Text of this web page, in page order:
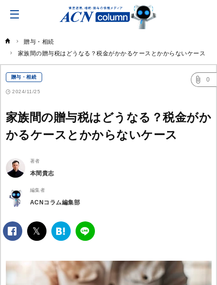
贈与・相続
家族間の贈与税はどうなる？税金がかかるケースとかからないケース
贈与・相続 0
2024/11/25
家族間の贈与税はどうなる？税金がか
かるケースとかからないケース
著者
本間貴志
編集者
ACNコラム編集部
facebook
twitterは
ブ
ッ
LINE